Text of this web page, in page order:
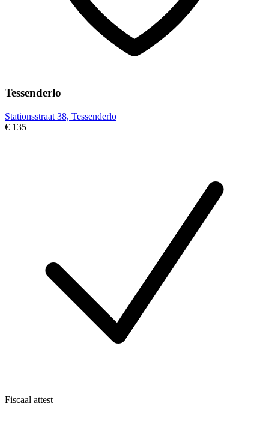
Tessenderlo
Stationsstraat 38, Tessenderlo
€ 135
Fiscaal attest